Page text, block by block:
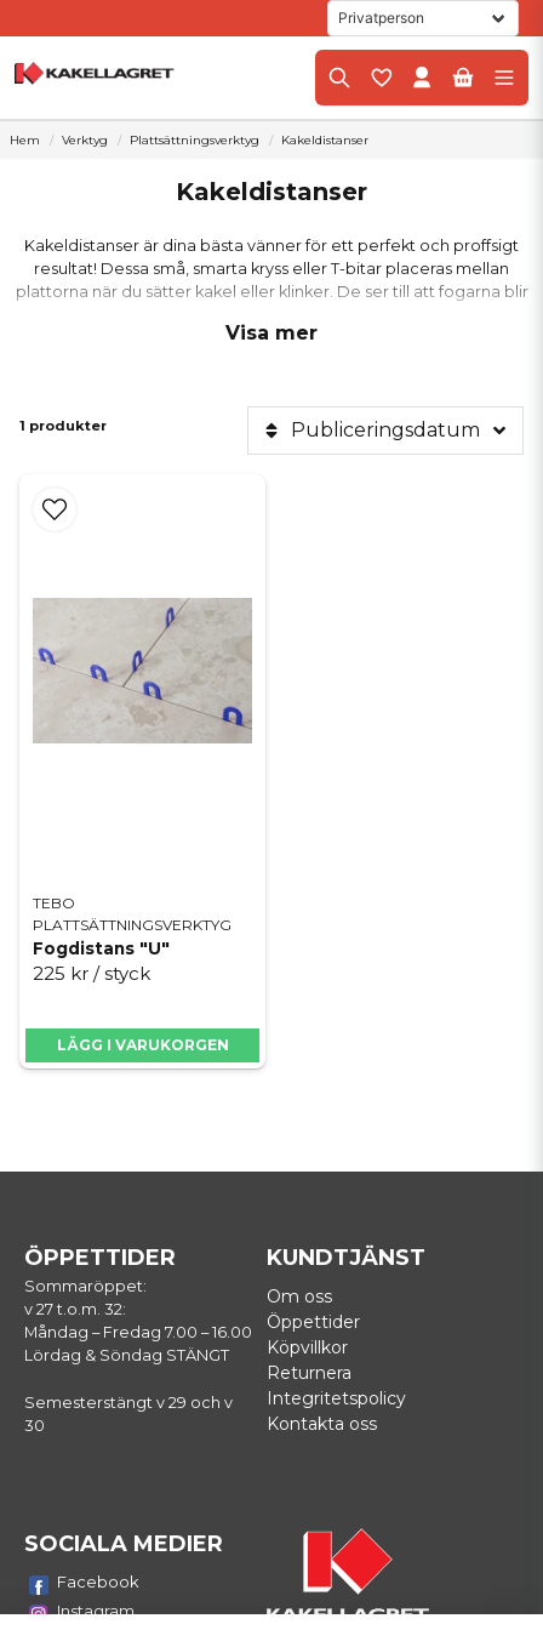
Hem Verktyg Plattsättningsverktyg Kakeldistanser
Kakeldistanser
Kakeldistanser är dina bästa vänner för ett perfekt och proffsigt
resultat! Dessa små, smarta kryss eller T-bitar placeras mellan
plattorna när du sätter kakel eller klinker. De ser till att fogarna blir
Visa mer
1 produkter Publiceringsdatum
TEBO
PLATTSÄTTNINGSVERKTYG
Fogdistans "U"
225 kr / styck
LÄGG I VARUKORGEN
ÖPPETTIDER
Sommaröppet:
v 27 t.o.m. 32:
Måndag – Fredag 7.00 – 16.00
Lördag & Söndag STÄNGT
Semesterstängt v 29 och v
30
KUNDTJÄNST
Om oss
Öppettider
Köpvillkor
Returnera
Integritetspolicy
Kontakta oss
SOCIALA MEDIER
Facebook
Instagram